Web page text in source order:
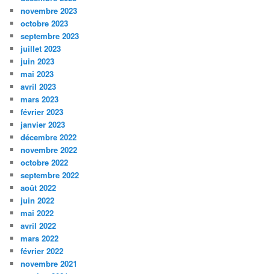
novembre 2023
octobre 2023
septembre 2023
juillet 2023
juin 2023
mai 2023
avril 2023
mars 2023
février 2023
janvier 2023
décembre 2022
novembre 2022
octobre 2022
septembre 2022
août 2022
juin 2022
mai 2022
avril 2022
mars 2022
février 2022
novembre 2021